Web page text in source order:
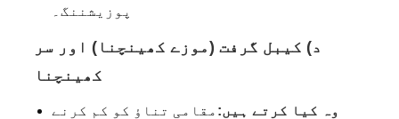
پوزیشننگ۔
د) کیبل گرفت (موزے کھینچنا) اور سر
کھینچنا
وہ کیا کرتے ہیں: مقامی تناؤ کو کم کرنے